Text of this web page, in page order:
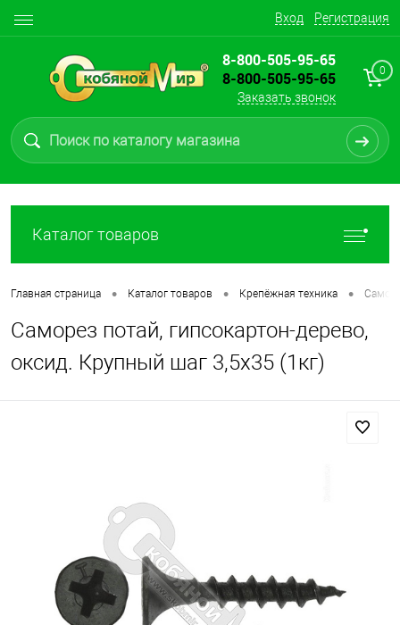
Вход Регистрация
8-800-505-95-65
8-800-505-95-65
Заказать звонок
0
Каталог товаров
Главная страница • Каталог товаров • Крепёжная техника •
Саморез потай, гипсокартон-дерево,
оксид. Крупный шаг 3,5х35 (1кг)